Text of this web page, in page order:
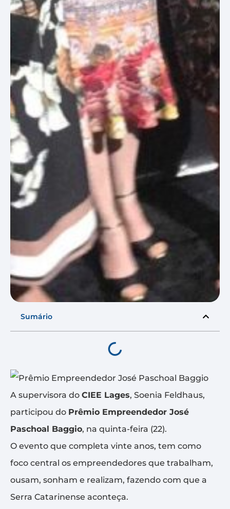
Sumário
A supervisora do CIEE Lages, Soenia Feldhaus,
participou do Prêmio Empreendedor José
Paschoal Baggio, na quinta-feira (22).
O evento que completa vinte anos, tem como
foco central os empreendedores que trabalham,
ousam, sonham e realizam, fazendo com que a
Serra Catarinense aconteça.